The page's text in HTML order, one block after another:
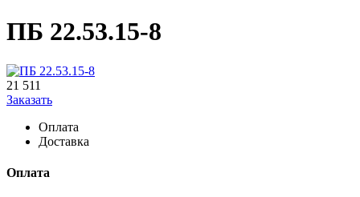
ПБ 22.53.15-8
21 511
Заказать
Оплата
Доставка
Оплата